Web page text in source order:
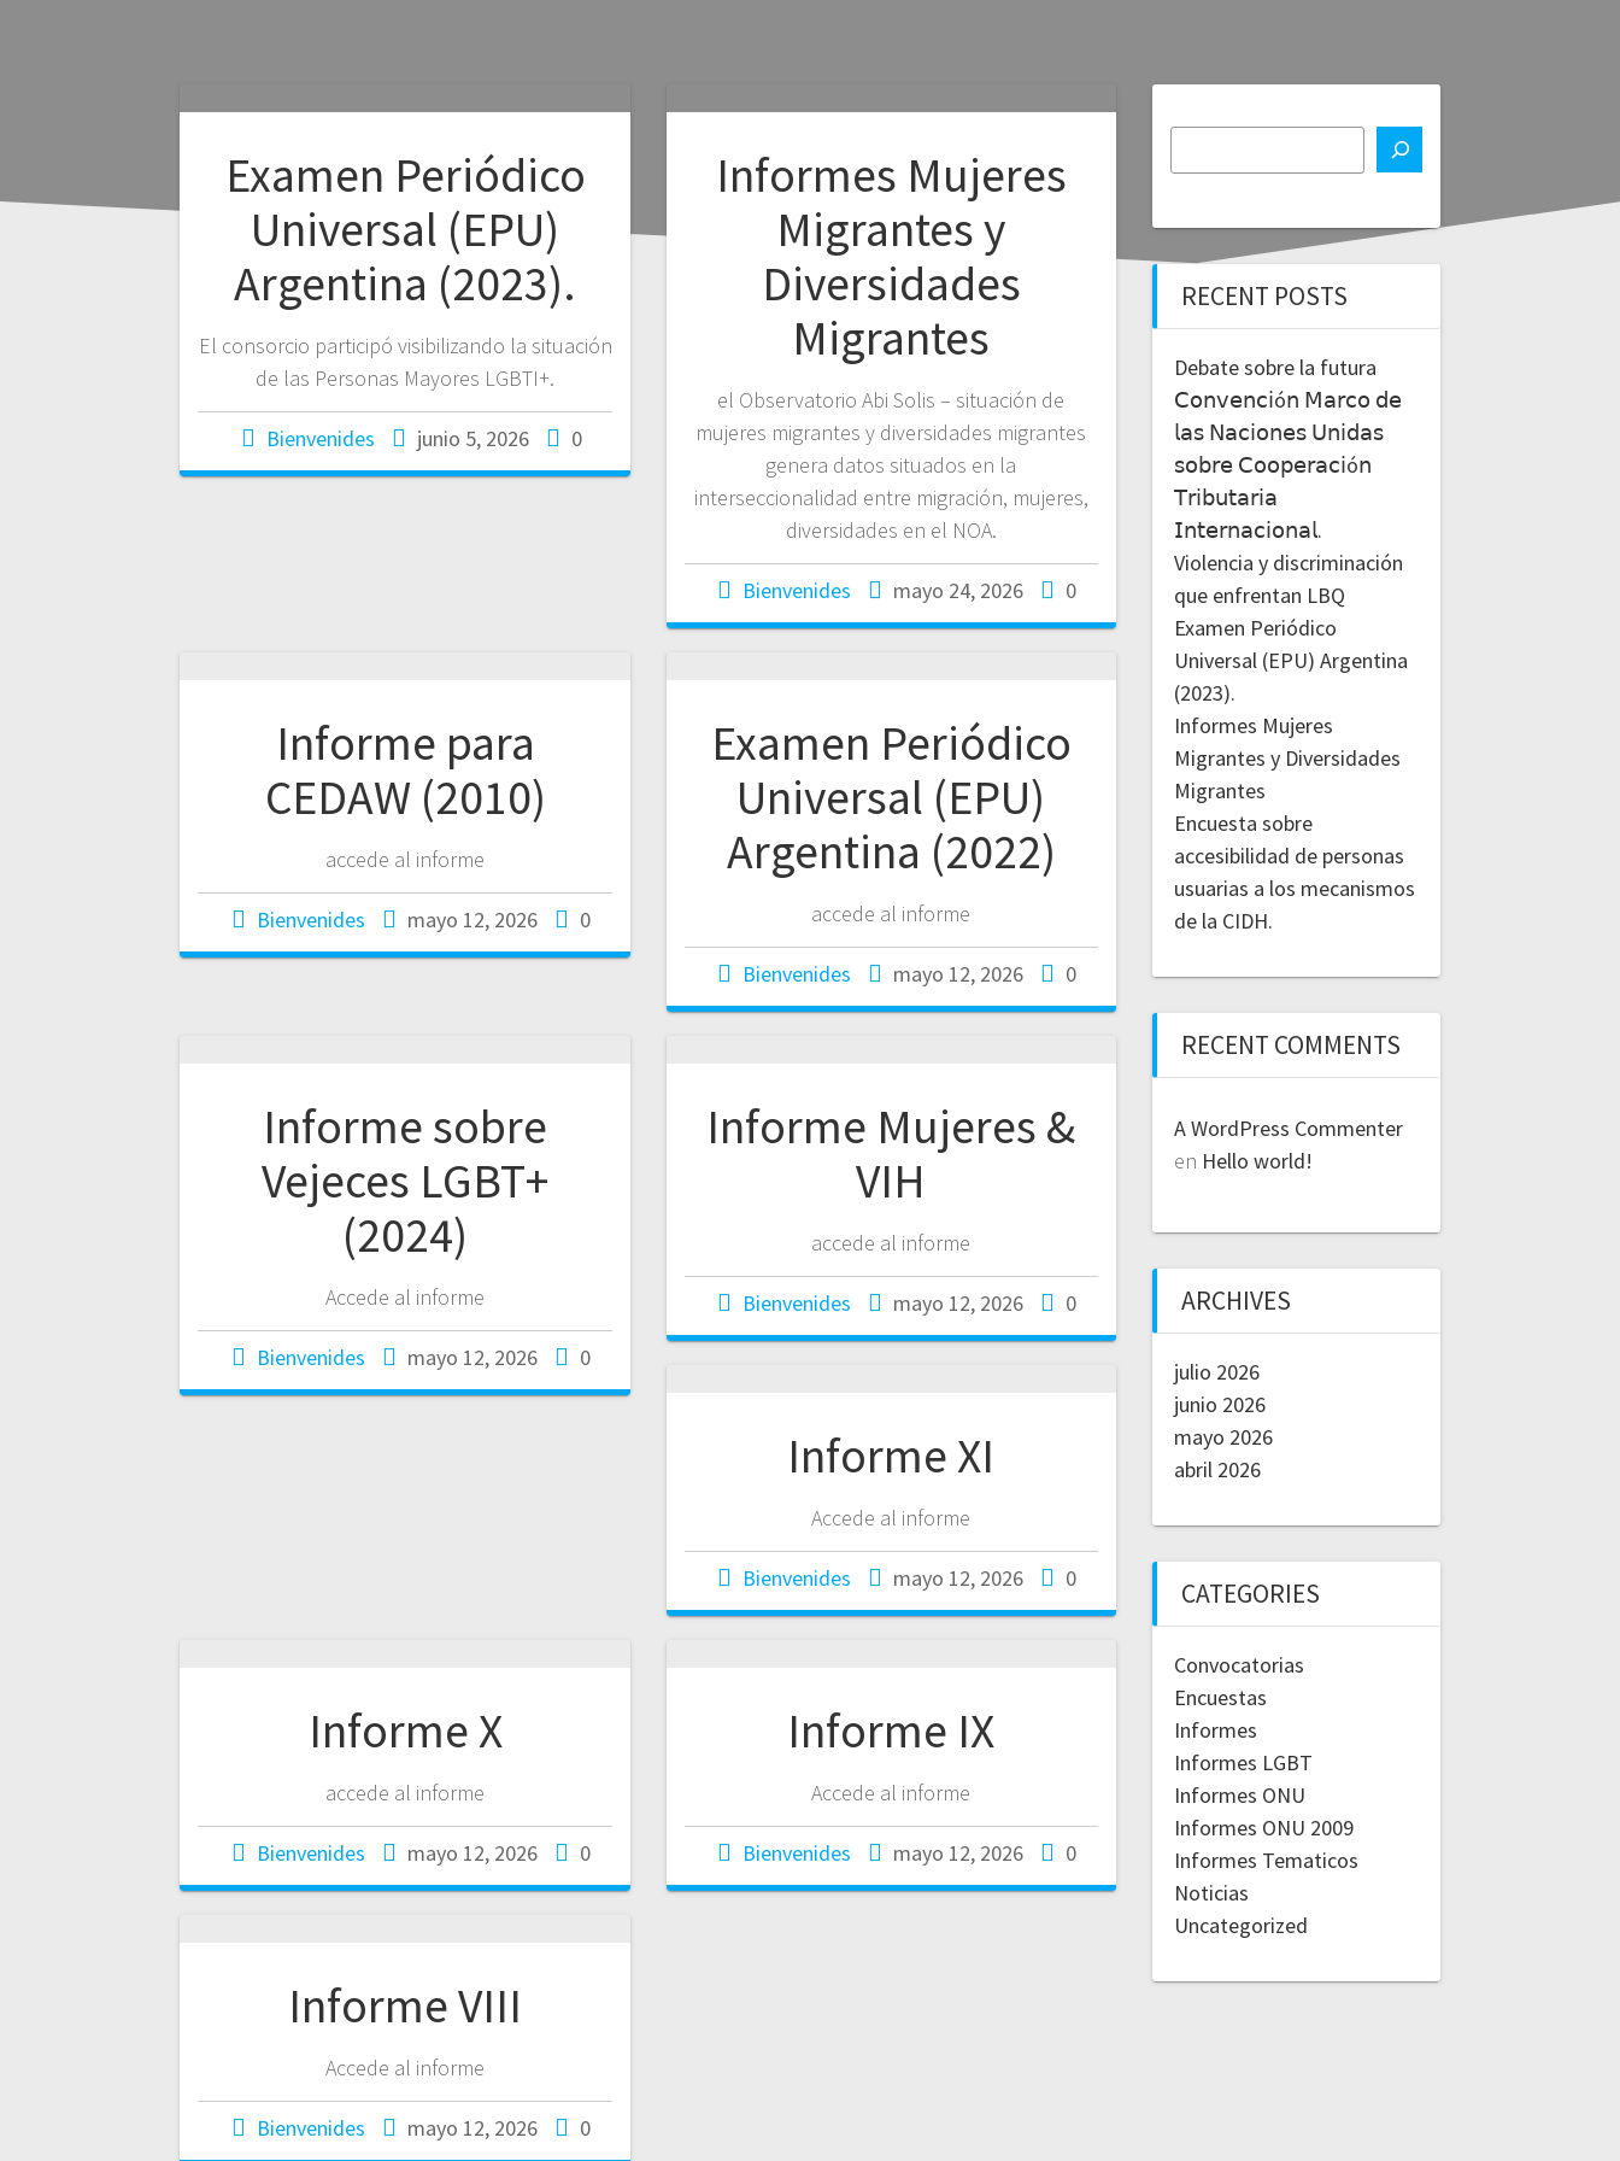
Examen Periódico
Universal (EPU)
Argentina (2023).
El consorcio participó visibilizando la situación
de las Personas Mayores LGBTI+.
Bienvenides junio 5, 2026 0
Informes Mujeres
Migrantes y
Diversidades
Migrantes
el Observatorio Abi Solis – situación de
mujeres migrantes y diversidades migrantes
genera datos situados en la
interseccionalidad entre migración, mujeres,
diversidades en el NOA.
Bienvenides mayo 24, 2026 0
Informe para
CEDAW (2010)
accede al informe
Bienvenides mayo 12, 2026 0
Examen Periódico
Universal (EPU)
Argentina (2022)
accede al informe
Bienvenides mayo 12, 2026 0
Informe sobre
Vejeces LGBT+
(2024)
Accede al informe
Bienvenides mayo 12, 2026 0
Informe Mujeres &
VIH
accede al informe
Bienvenides mayo 12, 2026 0
Informe XI
Accede al informe
Bienvenides mayo 12, 2026 0
Informe X
accede al informe
Bienvenides mayo 12, 2026 0
Informe IX
Accede al informe
Bienvenides mayo 12, 2026 0
Informe VIII
Accede al informe
Bienvenides mayo 12, 2026 0
RECENT POSTS
Debate sobre la futura
𝖢𝗈𝗇𝗏𝖾𝗇𝖼𝗂ó𝗇 𝖬𝖺𝗋𝖼𝗈 𝖽𝖾
𝗅𝖺𝗌 𝖭𝖺𝖼𝗂𝗈𝗇𝖾𝗌 𝖴𝗇𝗂𝖽𝖺𝗌
𝗌𝗈𝖻𝗋𝖾 𝖢𝗈𝗈𝗉𝖾𝗋𝖺𝖼𝗂ó𝗇
𝖳𝗋𝗂𝖻𝗎𝗍𝖺𝗋𝗂𝖺
𝖨𝗇𝗍𝖾𝗋𝗇𝖺𝖼𝗂𝗈𝗇𝖺𝗅.
Violencia y discriminación
que enfrentan LBQ
Examen Periódico
Universal (EPU) Argentina
(2023).
Informes Mujeres
Migrantes y Diversidades
Migrantes
Encuesta sobre
accesibilidad de personas
usuarias a los mecanismos
de la CIDH.
RECENT COMMENTS
A WordPress Commenter
en Hello world!
ARCHIVES
julio 2026
junio 2026
mayo 2026
abril 2026
CATEGORIES
Convocatorias
Encuestas
Informes
Informes LGBT
Informes ONU
Informes ONU 2009
Informes Tematicos
Noticias
Uncategorized